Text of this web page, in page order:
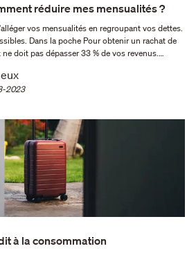
réduire mes mensualités ?
vos mensualités en regroupant vos dettes.
un rachat de
doit pas dépasser 33 % de vos revenus.
de rachat de crédit. Une simulation
2023
à la consommation